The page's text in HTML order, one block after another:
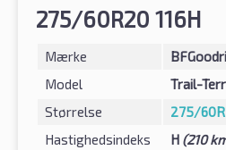
275/60R20 116H
Mærke
Model
Trail-
Størrelse
275/
Hastighedsindeks
H (210